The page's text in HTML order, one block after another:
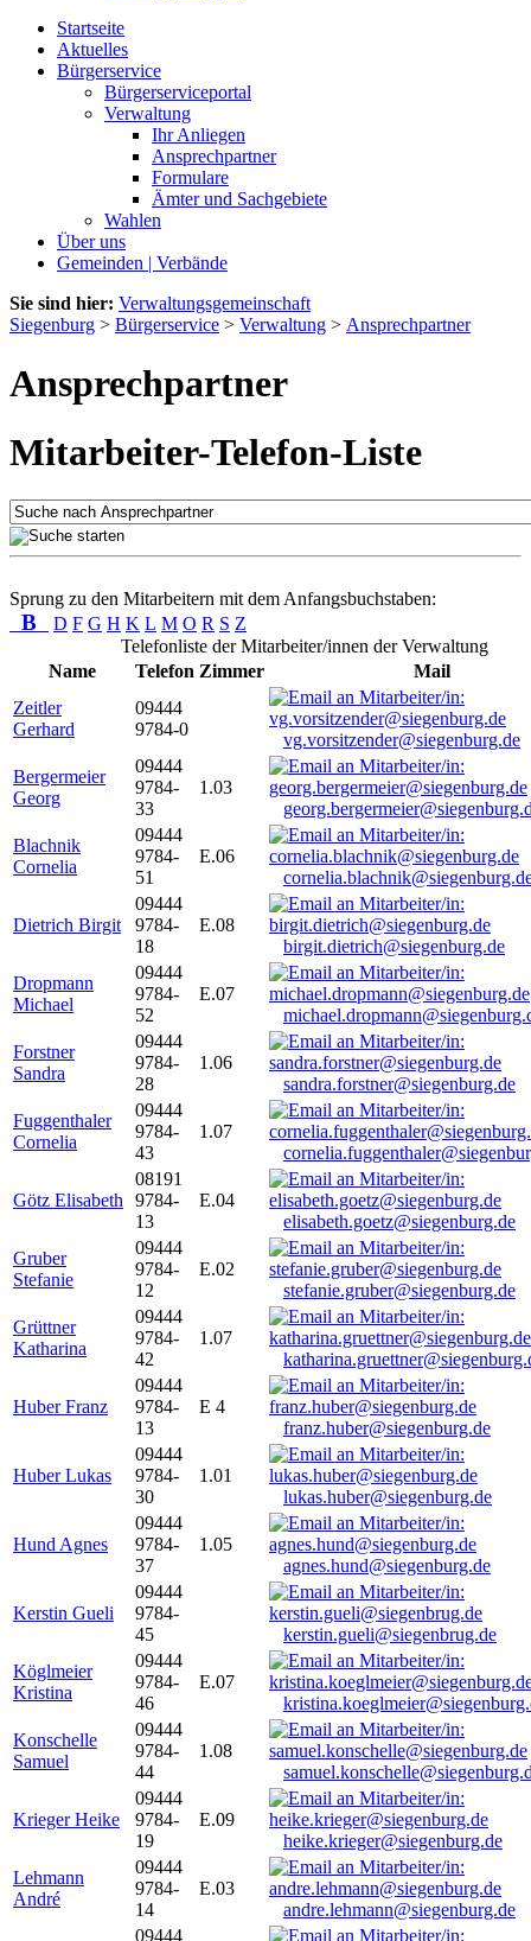
Startseite
Aktuelles
Bürgerservice
Bürgerserviceportal
Verwaltung
Ihr Anliegen
Ansprechpartner
Formulare
Ämter und Sachgebiete
Wahlen
Über uns
Gemeinden | Verbände
Sie sind hier: Verwaltungsgemeinschaft
Siegenburg > Bürgerservice > Verwaltung > Ansprechpartner
Ansprechpartner
Mitarbeiter-Telefon-Liste
Sprung zu den Mitarbeitern mit dem Anfangsbuchstaben:
B D F G H K L M O R S Z
Telefonliste der Mitarbeiter/innen der Verwaltung
Name
Telefon Zimmer
Mail
Zeitler
Gerhard
09444
9784-0
vg.vorsitzender@siegenburg.de
Bergermeier
Georg
09444
9784-
33
1.03
Blachnik
Cornelia
09444
9784-
51
E.06
Dietrich Birgit
09444
9784-
18
E.08
birgit.dietrich@siegenburg.de
Dropmann
Michael
09444
9784-
52
E.07
Forstner
Sandra
09444
9784-
28
1.06
sandra.forstner@siegenburg.de
Fuggenthaler
Cornelia
09444
9784-
43
1.07
Götz Elisabeth
08191
9784-
13
E.04
elisabeth.goetz@siegenburg.de
Gruber
Stefanie
09444
9784-
12
E.02
stefanie.gruber@siegenburg.de
Grüttner
Katharina
09444
9784-
42
1.07
Huber Franz
09444
9784-
13
E 4
franz.huber@siegenburg.de
Huber Lukas
09444
9784-
30
1.01
lukas.huber@siegenburg.de
Hund Agnes
09444
9784-
37
1.05
agnes.hund@siegenburg.de
Kerstin Gueli
09444
9784-
45
kerstin.gueli@siegenbrug.de
Köglmeier
Kristina
09444
9784-
46
E.07
Konschelle
Samuel
09444
9784-
44
1.08
Krieger Heike
09444
9784-
19
E.09
heike.krieger@siegenburg.de
Lehmann
André
09444
9784-
14
E.03
andre.lehmann@siegenburg.de
09444